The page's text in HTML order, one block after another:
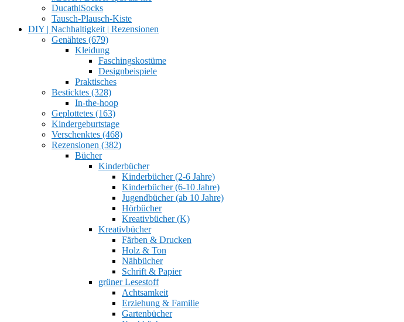
DucathiSocks
Tausch-Plausch-Kiste
DIY | Nachhaltigkeit | Rezensionen
Genähtes (679)
Kleidung
Faschingskostüme
Designbeispiele
Praktisches
Besticktes (328)
In-the-hoop
Geplottetes (163)
Kindergeburtstage
Verschenktes (468)
Rezensionen (382)
Bücher
Kinderbücher
Kinderbücher (2-6 Jahre)
Kinderbücher (6-10 Jahre)
Jugendbücher (ab 10 Jahre)
Hörbücher
Kreativbücher (K)
Kreativbücher
Färben & Drucken
Holz & Ton
Nähbücher
Schrift & Papier
grüner Lesestoff
Achtsamkeit
Erziehung & Familie
Gartenbücher